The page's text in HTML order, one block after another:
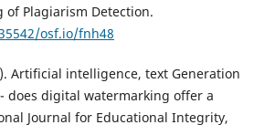
of Plagiarism Detection.
osf.io/fnh48
Artificial intelligence, text Generation
does digital watermarking offer a
Journal for Educational Integrity,